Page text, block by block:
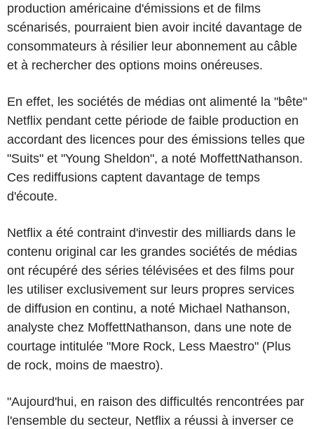
production américaine d'émissions et de films
scénarisés, pourraient bien avoir incité davantage de
consommateurs à résilier leur abonnement au câble
et à rechercher des options moins onéreuses.
En effet, les sociétés de médias ont alimenté la "bête"
Netflix pendant cette période de faible production en
accordant des licences pour des émissions telles que
"Suits" et "Young Sheldon", a noté MoffettNathanson.
Ces rediffusions captent davantage de temps
d'écoute.
Netflix a été contraint d'investir des milliards dans le
contenu original car les grandes sociétés de médias
ont récupéré des séries télévisées et des films pour
les utiliser exclusivement sur leurs propres services
de diffusion en continu, a noté Michael Nathanson,
analyste chez MoffettNathanson, dans une note de
courtage intitulée "More Rock, Less Maestro" (Plus
de rock, moins de maestro).
"Aujourd'hui, en raison des difficultés rencontrées par
l'ensemble du secteur, Netflix a réussi à inverser ce